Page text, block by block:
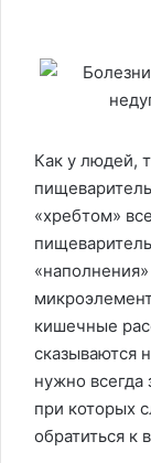
Как у людей,
«хребтом»
кишечные
сказываются
нужно всегда
при которых
обратиться к